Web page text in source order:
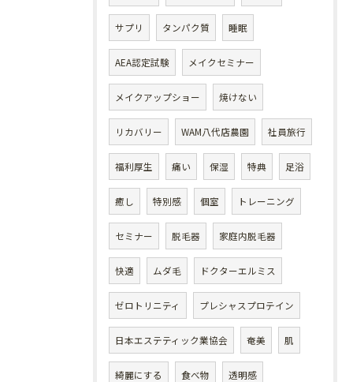
サプリ タンパク質 睡眠
AEA認定試験 メイクセミナー
メイクアップショー 焼けない
リカバリー WAM八代店農園 社員旅行
福利厚生 痛い 保湿 特典 足浴
癒し 特別感 個室 トレーニング
セミナー 脱毛器 家庭内脱毛器
快適 ムダ毛 ドクターエルミス
ゼロトリニティ プレシャスプロテイン
日本エステティック業協会 奄美 肌
綺麗にする 食べ物 透明感